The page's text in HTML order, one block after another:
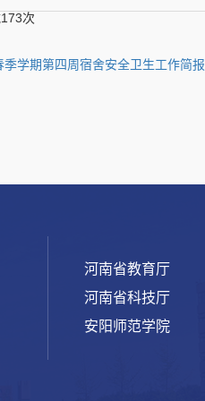
173次
季学期第四周宿舍安全卫生工作简报
河南省教育厅
河南省科技厅
安阳师范学院